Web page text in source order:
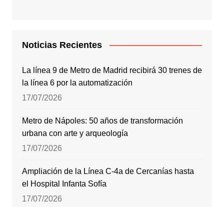
Noticias Recientes
La línea 9 de Metro de Madrid recibirá 30 trenes de
la línea 6 por la automatización
17/07/2026
Metro de Nápoles: 50 años de transformación
urbana con arte y arqueología
17/07/2026
Ampliación de la Línea C-4a de Cercanías hasta
el Hospital Infanta Sofía
17/07/2026